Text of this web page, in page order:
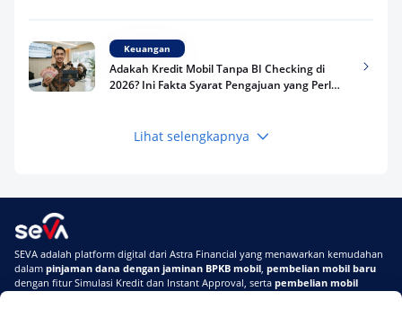
Keuangan
Adakah Kredit Mobil Tanpa BI Checking di
2026? Ini Fakta Syarat Pengajuan yang Perlu
Keuangan
Terpercaya
Telat Bayar Pinjol 2 Hari, Apakah Langsung
Masuk BI Checking? Simak Peraturan
Terbarunya di 2026
Lihat selengkapnya
SEVA adalah platform digital dari Astra Financial yang menawarkan kemudahan
dalam pinjaman dana dengan jaminan BPKB mobil pembelian mobil baru
dengan fitur Simulasi Kredit dan Instant Approval, serta pembelian mobil